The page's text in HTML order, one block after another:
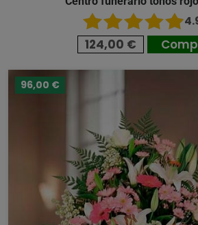
124,00 €
96,00 €